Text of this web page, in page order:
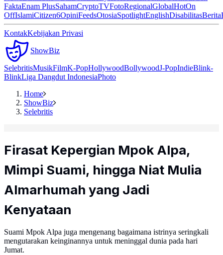
FaktaEnam PlusSahamCryptoTVFotoRegionalGlobalHotOn
OffIslamiCitizen6OpiniFeedsOtosiaSpotlightEnglishDisabilitasBerita
KontakKebijakan Privasi
ShowBiz
SelebritisMusikFilmK-PopHollywoodBollywoodJ-PopIndieBlink-
BlinkLiga Dangdut IndonesiaPhoto
Home
ShowBiz
Selebritis
Firasat Kepergian Mpok Alpa,
Mimpi Suami, hingga Niat Mulia
Almarhumah yang Jadi
Kenyataan
Suami Mpok Alpa juga mengenang bagaimana istrinya seringkali
mengutarakan keinginannya untuk meninggal dunia pada hari
Jumat.